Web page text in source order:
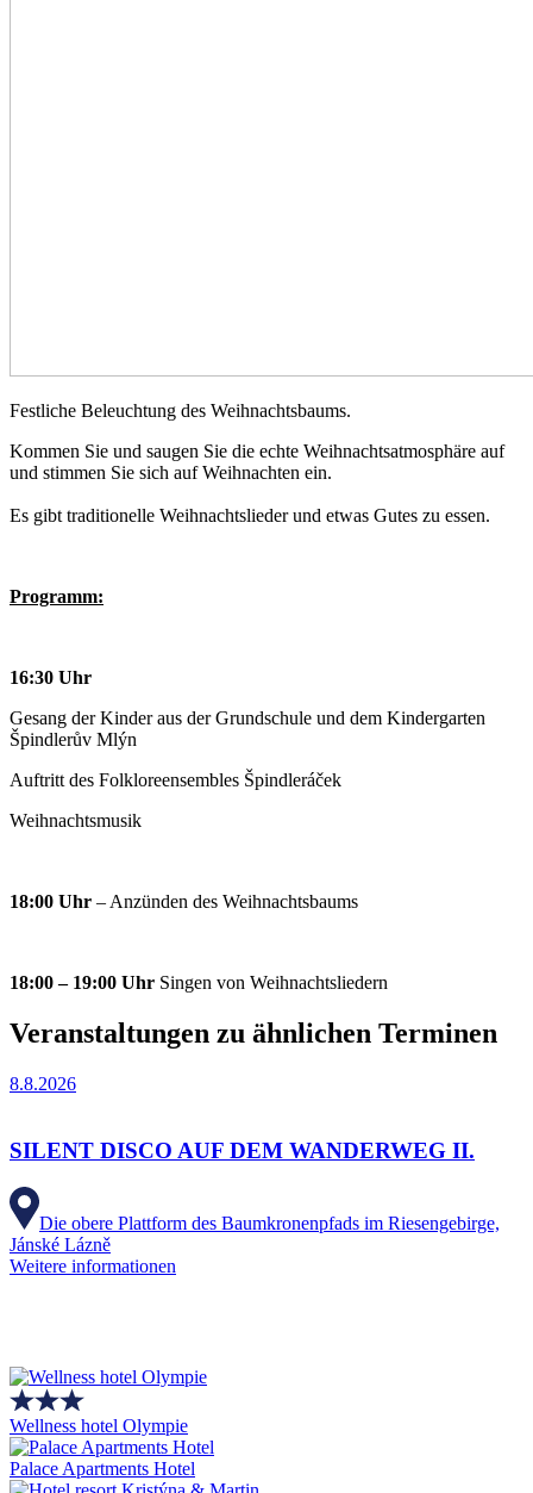
Festliche Beleuchtung des Weihnachtsbaums.
Kommen Sie und saugen Sie die echte Weihnachtsatmosphäre auf
und stimmen Sie sich auf Weihnachten ein.
Es gibt traditionelle Weihnachtslieder und etwas Gutes zu essen.
Programm:
16:30 Uhr
Gesang der Kinder aus der Grundschule und dem Kindergarten
Špindlerův Mlýn
Auftritt des Folkloreensembles Špindleráček
Weihnachtsmusik
18:00 Uhr – Anzünden des Weihnachtsbaums
18:00 – 19:00 Uhr Singen von Weihnachtsliedern
Veranstaltungen zu ähnlichen Terminen
8.8.2026
SILENT DISCO AUF DEM WANDERWEG II.
Die obere Plattform des Baumkronenpfads im Riesengebirge,
Jánské Lázně
Weitere informationen
Wellness hotel Olympie
Palace Apartments Hotel